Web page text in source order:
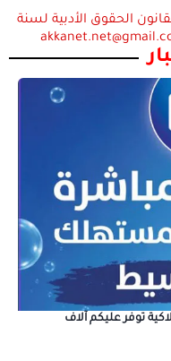
المضامين بموجب بند 27 أ لقانون الحقوق الأدبية لسنة
توفر عليكم آلاف